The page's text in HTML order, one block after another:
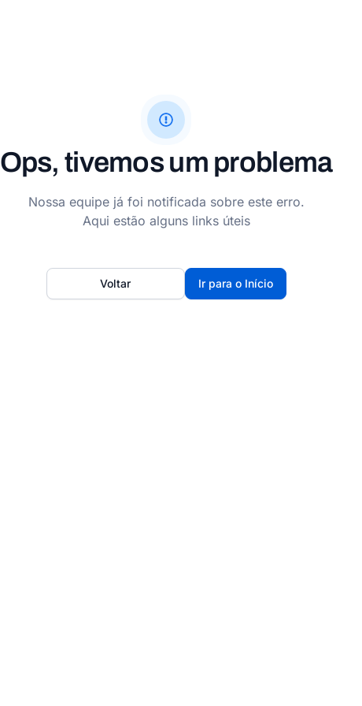
Ops, tivemos um problema
Nossa equipe já foi notificada sobre este erro.
Aqui estão alguns links úteis
Ir para o Início
Voltar